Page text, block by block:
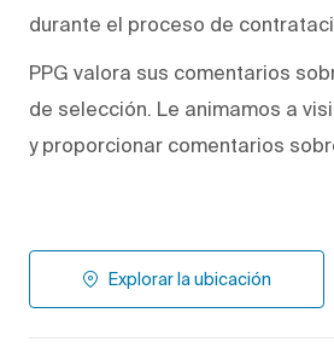
durante el proceso de
PPG valora sus comentarios
de selección. Le animamos a
y proporcionar comentarios
Explorar la ubicación